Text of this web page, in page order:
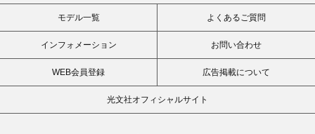
モデル一覧 よくあるご質問
インフォメーション お問い合わせ
WEB会員登録 広告掲載について
光文社オフィシャルサイト